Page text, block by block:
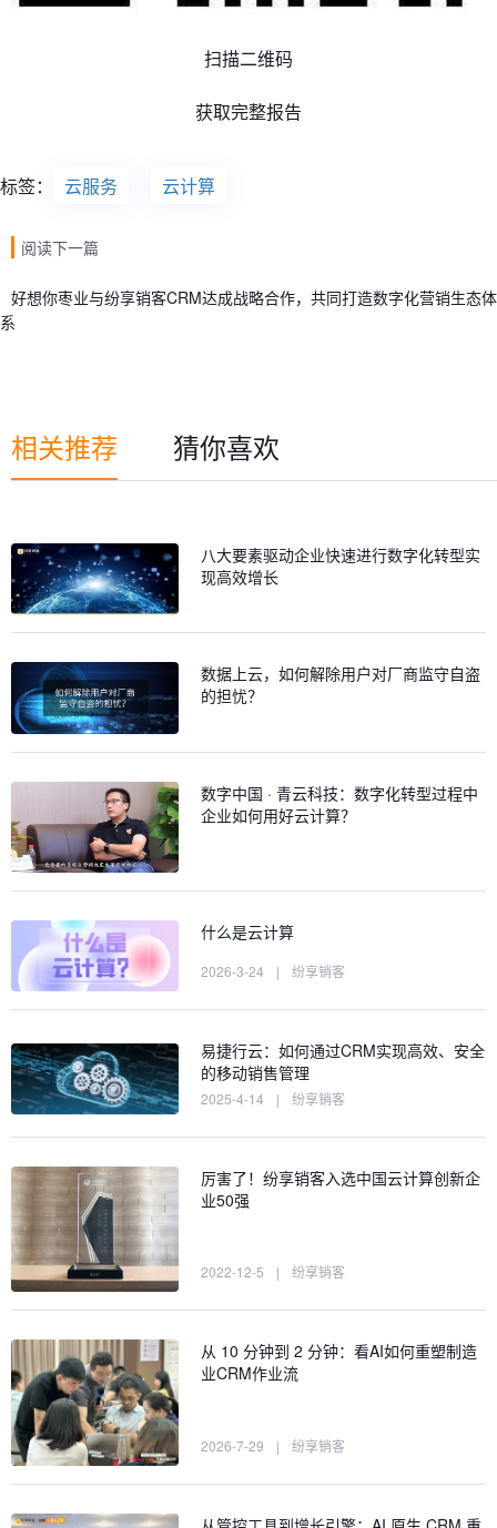
扫描二维码
获取完整报告
标签： 云服务 云计算
阅读下一篇
好想你枣业与纷享销客CRM达成战略合作，共同打造数字化营销生态体
系
相关推荐 猜你喜欢
八大要素驱动企业快速进行数字化转型实
现高效增长
数据上云，如何解除用户对厂商监守自盗
的担忧？
数字中国 · 青云科技：数字化转型过程中
企业如何用好云计算？
什么是云计算
2026-3-24 | 纷享销客
易捷行云：如何通过CRM实现高效、安全
的移动销售管理
2025-4-14 | 纷享销客
厉害了！纷享销客入选中国云计算创新企
业50强
2022-12-5 | 纷享销客
从 10 分钟到 2 分钟：看AI如何重塑制造
业CRM作业流
2026-7-29 | 纷享销客